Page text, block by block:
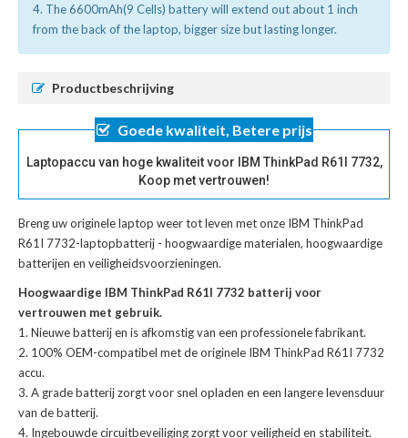
4. The 6600mAh(9 Cells) battery will extend out about 1 inch
from the back of the laptop, bigger size but lasting longer.
Productbeschrijving
Goede kwaliteit, Betere prijs
Laptopaccu van hoge kwaliteit voor IBM ThinkPad R61I 7732,
Koop met vertrouwen!
Breng uw originele laptop weer tot leven met onze IBM ThinkPad
R61I 7732-laptopbatterij - hoogwaardige materialen, hoogwaardige
batterijen en veiligheidsvoorzieningen.
Hoogwaardige IBM ThinkPad R61I 7732 batterij voor
vertrouwen met gebruik.
Nieuwe batterij en is afkomstig van een professionele fabrikant.
100% OEM-compatibel met deoriginele IBM ThinkPad R61I 7732
accu.
A grade batterij zorgt voor snel opladen en een langere levensduur
van de batterij.
Ingebouwde circuitbeveiliging zorgt voor veiligheid en stabiliteit.